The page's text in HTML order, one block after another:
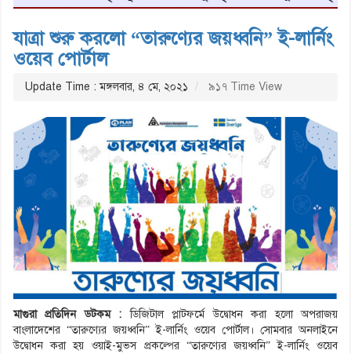
যাত্রা শুরু করলো “তারুণ্যের জয়ধ্বনি” ই-লার্নিং
ওয়েব পোর্টাল
Update Time : মঙ্গলবার, ৪ মে, ২০২১ ৯১৭ Time View
মাগুরা প্রতিদিন ডটকম : ডিজিটাল প্লাটফর্মে উদ্বোধন করা হলো অপরাজয়
বাংলাদেশের “তারুণ্যের জয়ধ্বনি” ই-লার্নিং ওয়েব পোর্টাল। সোমবার অনলাইনে
উদ্বোধন করা হয় ওয়াই-মুভস প্রকল্পের “তারুণ্যের জয়ধ্বনি” ই-লার্নিং ওয়েব